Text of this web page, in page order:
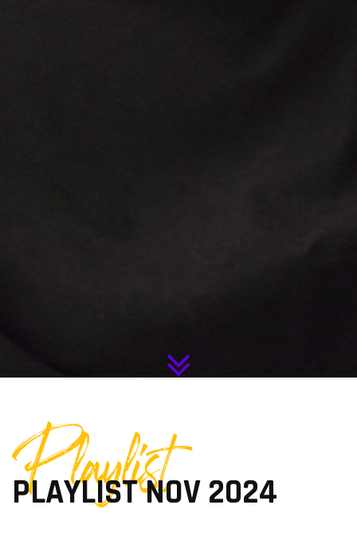
PLAYLIST NOV 2024
Playlist